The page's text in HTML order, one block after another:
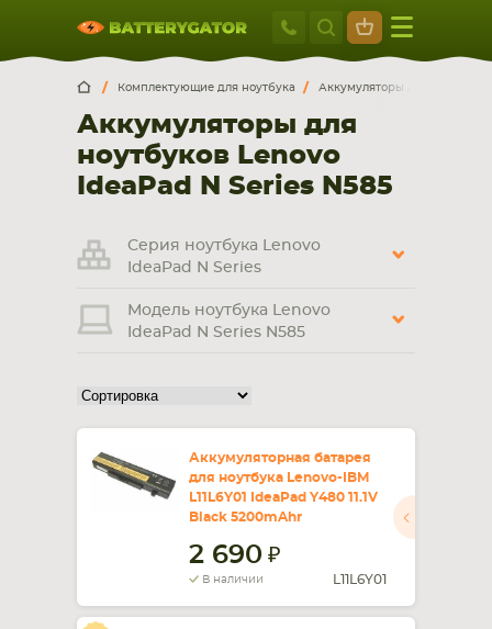
Москва
+7 495 414
Москва Санкт-Петербург
г. Москва, ул. Ткацкая, 5с3 (м. Семеновская)
5 мин. ходьбы от ст.м. “Семеновская”
+7 495 414 28 59
9:00-21:00
смартфона, планшета
Комплектующие для ноутбука Аккумуляторы для ноутбуков
Аккумуляторы для
ноутбуков Lenovo
IdeaPad N Series N585
Серия ноутбука Lenovo
IdeaPad N Series
Модель ноутбука Lenovo
IdeaPad N Series N585
Аккумуляторная батарея
для ноутбука Lenovo-IBM
L11L6Y01 IdeaPad Y480 11.1V
Black 5200mAhr
2 690
В наличии L11L6Y01